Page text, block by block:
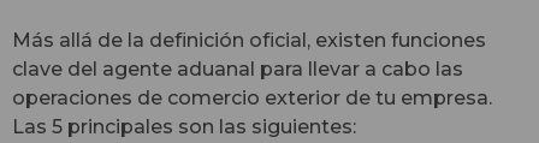
Más allá de la definición oficial, existen funciones
clave del agente aduanal para llevar a cabo las
operaciones de comercio exterior de tu empresa.
Las 5 principales son las siguientes: